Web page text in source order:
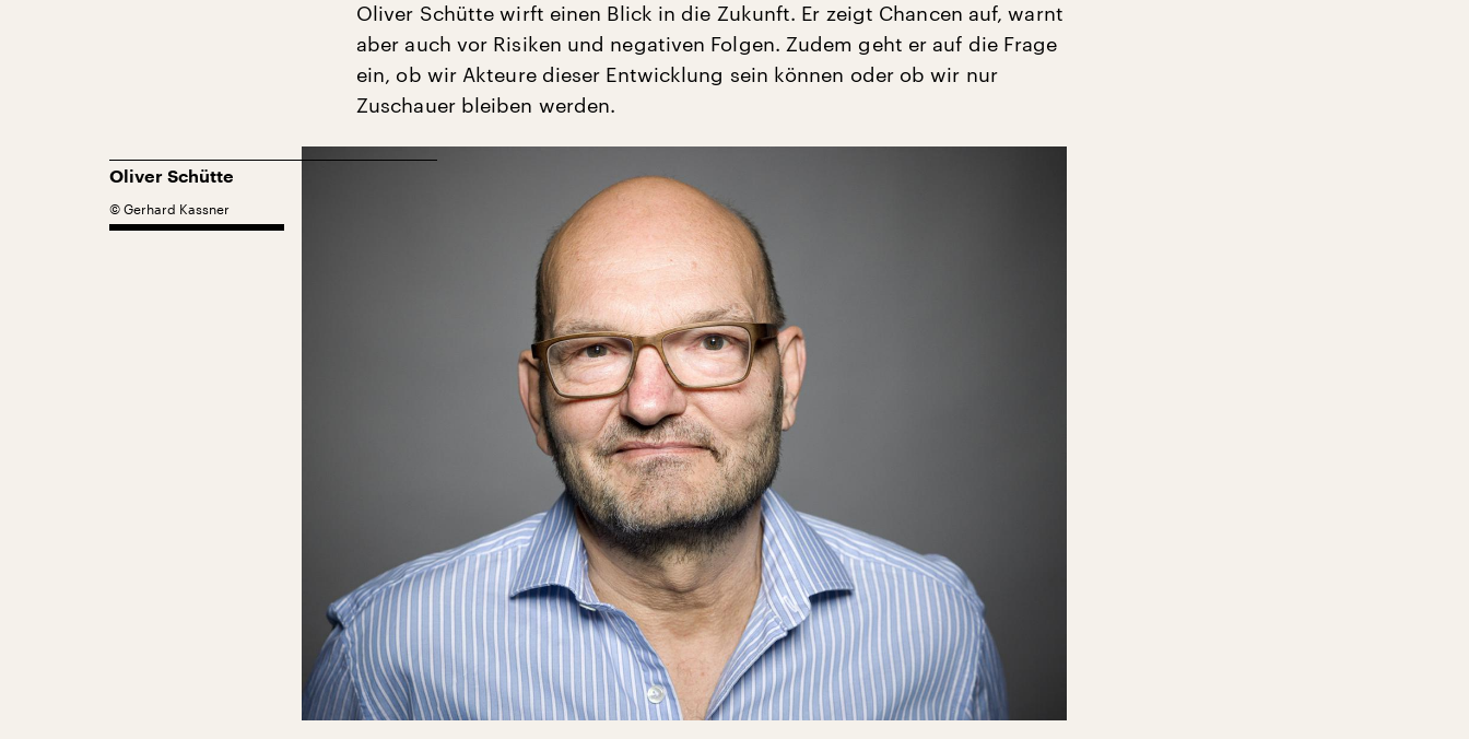
Oliver Schütte wirft einen Blick in die Zukunft. Er zeigt Chancen auf, warnt
aber auch vor Risiken und negativen Folgen. Zudem geht er auf die Frage
ein, ob wir Akteure dieser Entwicklung sein können oder ob wir nur
Zuschauer bleiben werden.
Oliver Schütte
© Gerhard Kassner